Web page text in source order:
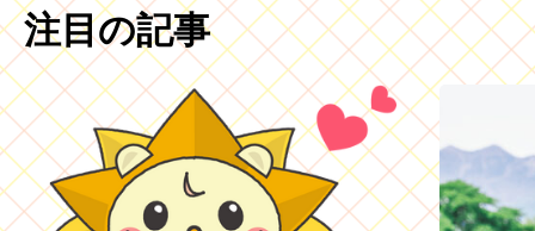
注目の記事